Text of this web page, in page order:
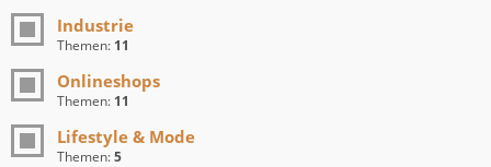
Industrie
Themen: 11
Onlineshops
Themen: 11
Lifestyle & Mode
Themen:5